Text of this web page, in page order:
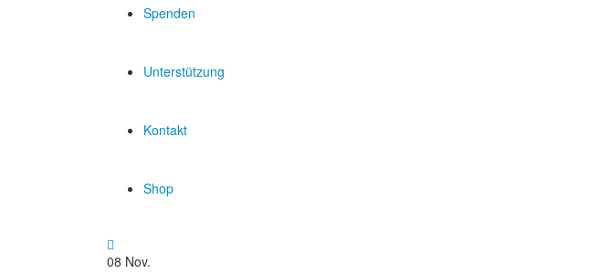
Spenden
Unterstützung
Kontakt
Shop
08 Nov.